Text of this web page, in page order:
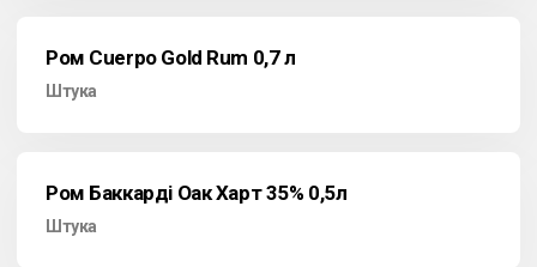
Ром Cuerpo Gold Rum 0,7 л
Штука
Ром Баккарді Оак Харт 35% 0,5л
Штука